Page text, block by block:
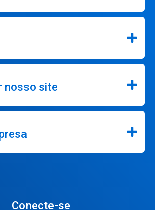
nosso site
Conecte-se